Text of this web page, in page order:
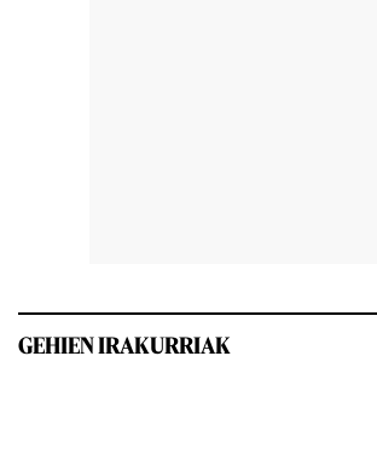
GEHIEN IRAKURRIAK